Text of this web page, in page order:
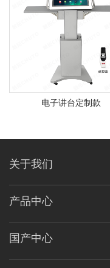
电子讲台定制款
关于我们
产品中心
国产中心